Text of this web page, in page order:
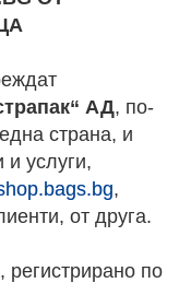
АД, по-
страна, и
и услуги,
,
от друга.
по